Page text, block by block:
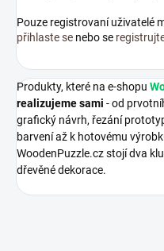
Pouze registrovaní uživatelé
přihlaste se nebo se
Produkty, které na e-shopu
realizujeme sami - od
grafický návrh, řezání
barvení až k hotovému
WoodenPuzzle.cz stojí dva
dřevěné dekorace.